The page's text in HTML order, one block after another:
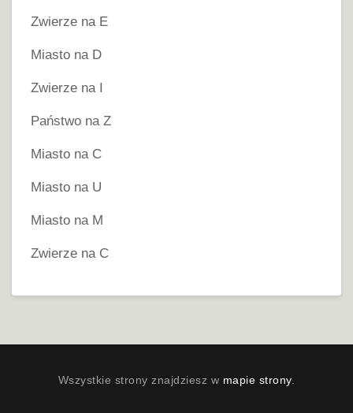
Zwierze na E
Miasto na D
Zwierze na I
Państwo na Z
Miasto na C
Miasto na U
Miasto na M
Zwierze na C
Wszystkie strony znajdziesz w mapie strony.